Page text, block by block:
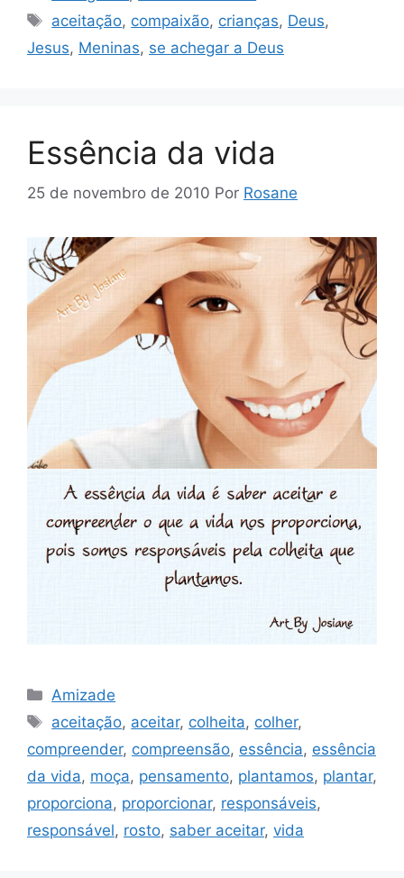
Tags
aceitação, compaixão, crianças, Deus,
Jesus, Meninas, se achegar a Deus
Essência da vida
25 de novembro de 2010 Por Rosane
Categorias
Amizade
Tags
aceitação, aceitar, colheita, colher,
compreender, compreensão, essência, essência
da vida, moça, pensamento, plantamos, plantar,
proporciona, proporcionar, responsáveis,
responsável, rosto, saber aceitar, vida